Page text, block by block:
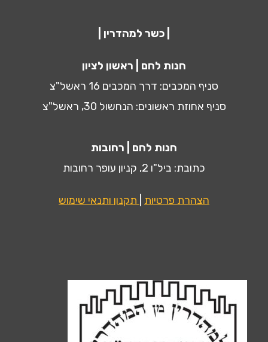
| כשר למהדרין |
חנות לחם | ראשון לציון
סניף המכבים: דרך המכבים 16 ראשל"צ
סניף אחוזת ראשונים: הנחשול 30, ראשל"צ
חנות לחם | רחובות
כתובת: ביל"ו 2, קניון עופר רחובות
הצהרת פרטיות תקנון ותנאי שימוש